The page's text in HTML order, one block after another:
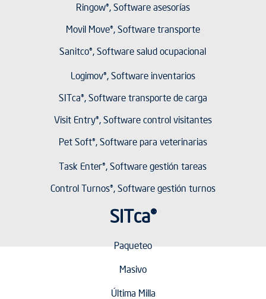
Ringow®, Software asesorías
Movil Move®, Software transporte
Sanitco®, Software salud ocupacional
Logimov®, Software inventarios
SITca®, Software transporte de carga
Visit Entry®, Software control visitantes
Pet Soft®, Software para veterinarias
Task Enter®, Software gestión tareas
Control Turnos®, Software gestión turnos
SITca®
Paqueteo
Masivo
Última Milla